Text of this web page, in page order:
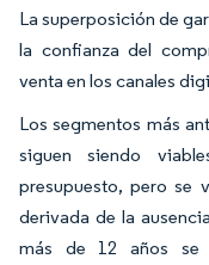
La superposición de
la confianza del
venta en los canales
Los segmentos más
siguen siendo
presupuesto, pero se
derivada de la
más de 12 años se